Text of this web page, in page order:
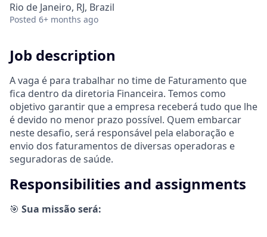
Rio de Janeiro, RJ, Brazil
Posted 6+ months ago
Job description
A vaga é para trabalhar no time de Faturamento que
fica dentro da diretoria Financeira. Temos como
objetivo garantir que a empresa receberá tudo que lhe
é devido no menor prazo possível. Quem embarcar
neste desafio, será responsável pela elaboração e
envio dos faturamentos de diversas operadoras e
seguradoras de saúde.
Responsibilities and assignments
🎯 Sua missão será: